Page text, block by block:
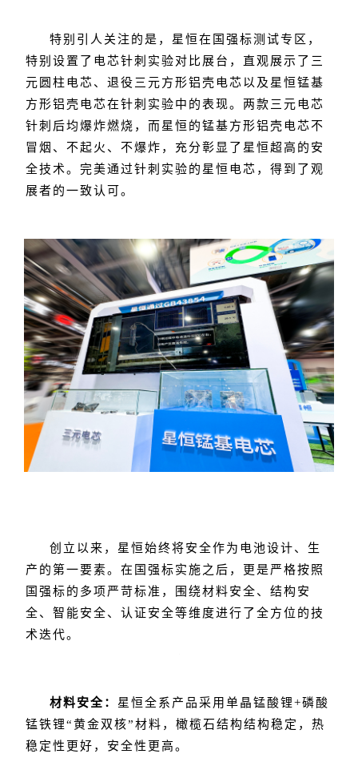
特别引人关注的是，星恒在国强标测试专区，
特别设置了电芯针刺实验对比展台，直观展示了三
元圆柱电芯、退役三元方形铝壳电芯以及星恒锰基
方形铝壳电芯在针刺实验中的表现。两款三元电芯
针刺后均爆炸燃烧，而星恒的锰基方形铝壳电芯不
冒烟、不起火、不爆炸，充分彰显了星恒超高的安
全技术。完美通过针刺实验的星恒电芯，得到了观
展者的一致认可。
创立以来，星恒始终将安全作为电池设计、生
产的第一要素。在国强标实施之后，更是严格按照
国强标的多项严苛标准，围绕材料安全、结构安
全、智能安全、认证安全等维度进行了全方位的技
术迭代。
材料安全： 星恒全系产品采用单晶锰酸锂+磷酸
锰铁锂“黄金双核”材料，橄榄石结构结构稳定，热
稳定性更好，安全性更高。